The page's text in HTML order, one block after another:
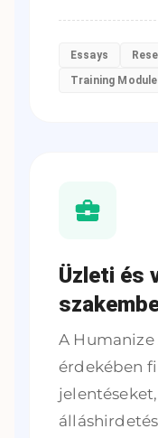
Essays
Training
Üzleti és
A Humanize
érdekében